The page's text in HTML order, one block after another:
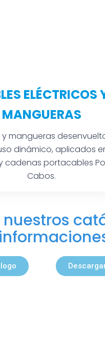
ELÉCTRICOS
MANGUERAS
y mangueras
dinámico, aplicados
cadenas portacables
Cabos.